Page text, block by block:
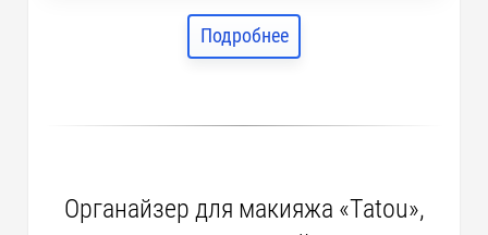
Подробнее
Органайзер для макияжа «Tatou»,